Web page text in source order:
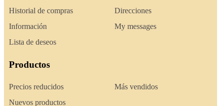
Historial de compras
Información
Lista de deseos
Direcciones
My messages
Productos
Precios reducidos
Nuevos productos
Más vendidos